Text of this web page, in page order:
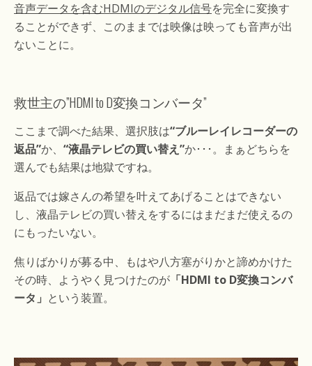
音声データを含むHDMIのデジタル信号を完全に変換す
ることができず、このままでは映像は映っても音声が出
ないことに。
救世主の”HDMI to D変換コンバータ”
ここまで調べた結果、選択肢は“ブルーレイレコーダーの
返品”か、 “液晶テレビの買い替え”か･･･。まぁどちらを
選んでも結果は地獄ですね。
返品では嫁さんの希望を叶えてあげることはできない
し、液晶テレビの買い替えをするにはまだまだ使えるの
にもったいない。
焦りばかりが募る中、もはや八方塞がりかと諦めかけた
その時、ようやく見つけたのが 「HDMI to D変換コンバ
ータ」 という装置。